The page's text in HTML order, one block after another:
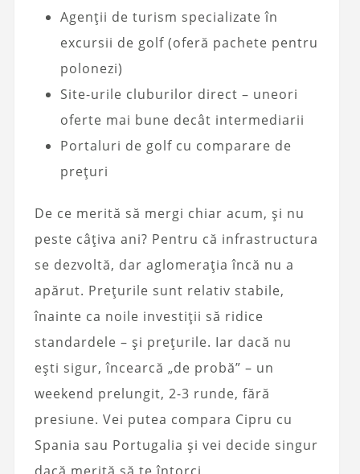
Agenții de turism specializate în
excursii de golf (oferă pachete pentru
polonezi)
Site-urile cluburilor direct – uneori
oferte mai bune decât intermediarii
Portaluri de golf cu comparare de
prețuri
De ce merită să mergi chiar acum, și nu
peste câțiva ani? Pentru că infrastructura
se dezvoltă, dar aglomerația încă nu a
apărut. Prețurile sunt relativ stabile,
înainte ca noile investiții să ridice
standardele – și prețurile. Iar dacă nu
ești sigur, încearcă „de probă” – un
weekend prelungit, 2-3 runde, fără
presiune. Vei putea compara Cipru cu
Spania sau Portugalia și vei decide singur